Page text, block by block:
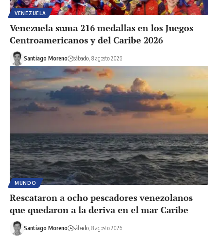
VENEZUELA
Venezuela suma 216 medallas en los Juegos
Centroamericanos y del Caribe 2026
Santiago Moreno sábado, 8 agosto 2026
MUNDO
Rescataron a ocho pescadores venezolanos
que quedaron a la deriva en el mar Caribe
Santiago Moreno sábado, 8 agosto 2026